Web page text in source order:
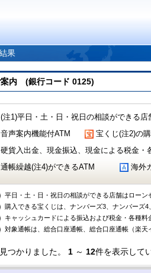
果
案内 (銀行コード 0125)
(注1)平日・土・日・祝日の相談ができる店
声案内機能付ATM
宝くじ(注2)の
硬貨入出金、現金振込、現金による税金
通帳繰越(注4)ができるATM
海外
平日・土・日・祝日の相談ができる店舗はロー
購入できる宝くじは、ナンバーズ3、ナンバーズ
）キャッシュカードによる振込および税金・各種
）対象通帳は、総合口座通帳、総合口座通帳（楽
つかりました。 1～ 12件を表示して